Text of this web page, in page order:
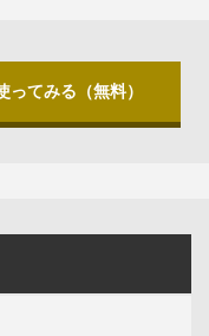
ってみる（無料）